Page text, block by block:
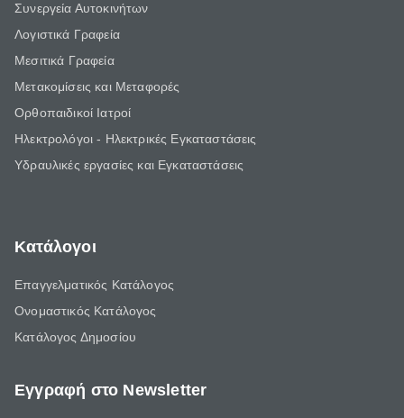
Συνεργεία Αυτοκινήτων
Λογιστικά Γραφεία
Μεσιτικά Γραφεία
Μετακομίσεις και Μεταφορές
Ορθοπαιδικοί Ιατροί
Ηλεκτρολόγοι - Ηλεκτρικές Εγκαταστάσεις
Υδραυλικές εργασίες και Εγκαταστάσεις
Κατάλογοι
Επαγγελματικός Κατάλογος
Ονομαστικός Κατάλογος
Κατάλογος Δημοσίου
Εγγραφή στο Newsletter